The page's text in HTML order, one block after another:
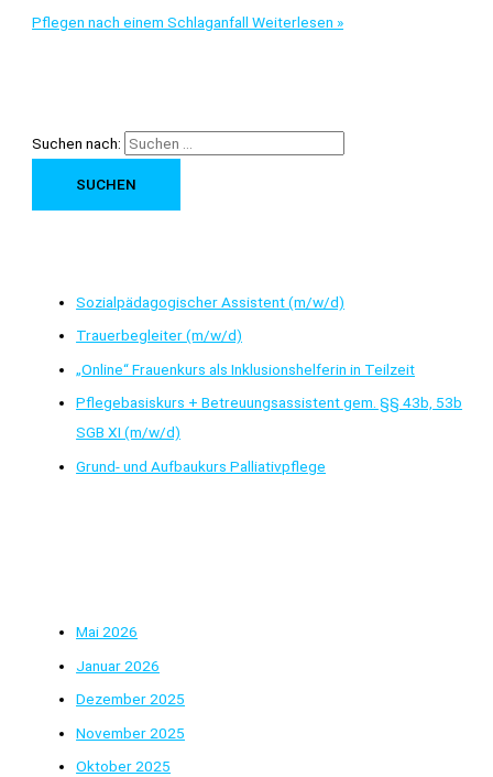
Pflegen nach einem Schlaganfall Weiterlesen »
Suchen nach:
Sozialpädagogischer Assistent (m/w/d)
Trauerbegleiter (m/w/d)
„Online“ Frauenkurs als Inklusionshelferin in Teilzeit
Pflegebasiskurs + Betreuungsassistent gem. §§ 43b, 53b
SGB XI (m/w/d)
Grund- und Aufbaukurs Palliativpflege
Mai 2026
Januar 2026
Dezember 2025
November 2025
Oktober 2025